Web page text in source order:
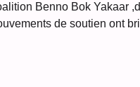
Benno Bok Yakaar
de soutien ont